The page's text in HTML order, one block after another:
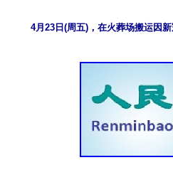
4月23日(周五)，在火葬场搬运因新